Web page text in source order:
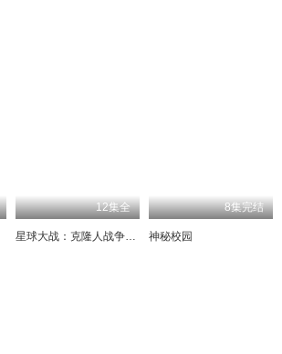
12集全
星球大战：克隆人战争第七季
8集完结
神秘校园